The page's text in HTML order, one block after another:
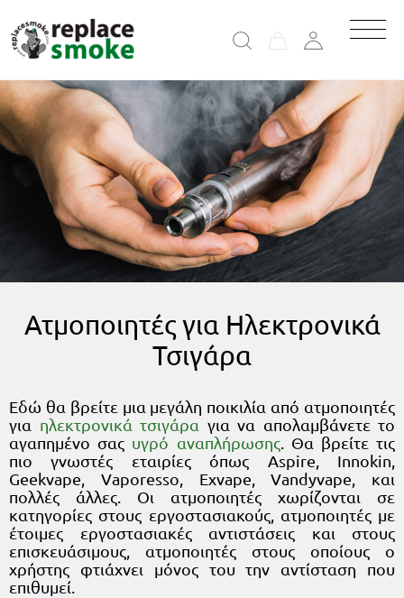
Ατμοποιητές για Ηλεκτρονικά
Τσιγάρα
Εδώ θα βρείτε μια μεγάλη ποικιλία από ατμοποιητές
για ηλεκτρονικά τσιγάρα για να απολαμβάνετε το
αγαπημένο σας υγρό αναπλήρωσης. Θα βρείτε τις
πιο γνωστές εταιρίες όπως Aspire, Innokin,
Geekvape, Vaporesso, Exvape, Vandyvape, και
πολλές άλλες. Οι ατμοποιητές χωρίζονται σε
κατηγορίες στους εργοστασιακούς, ατμοποιητές με
έτοιμες εργοστασιακές αντιστάσεις και στους
επισκευάσιμους, ατμοποιητές στους οποίους ο
χρήστης φτιάχνει μόνος του την αντίσταση που
επιθυμεί.